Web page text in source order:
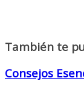
También te
Consejos